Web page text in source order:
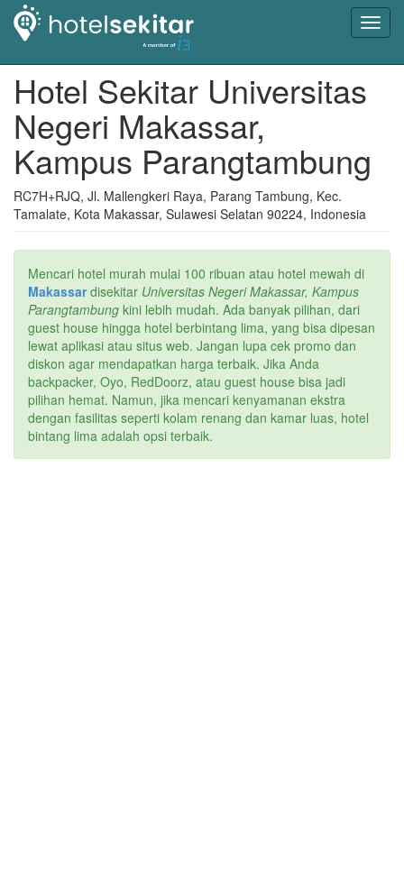
Hotel Sekitar Universitas
Negeri Makassar,
Kampus Parangtambung
RC7H+RJQ, Jl. Mallengkeri Raya, Parang Tambung, Kec.
Tamalate, Kota Makassar, Sulawesi Selatan 90224, Indonesia
Mencari hotel murah mulai 100 ribuan atau hotel mewah di
Makassardisekitar Universitas Negeri Makassar, Kampus
Parangtambung kini lebih mudah. Ada banyak pilihan, dari
guest house hingga hotel berbintang lima, yang bisa dipesan
lewat aplikasi atau situs web. Jangan lupa cek promo dan
diskon agar mendapatkan harga terbaik. Jika Anda
backpacker, Oyo, RedDoorz, atau guest house bisa jadi
pilihan hemat. Namun, jika mencari kenyamanan ekstra
dengan fasilitas seperti kolam renang dan kamar luas, hotel
bintang lima adalah opsi terbaik.